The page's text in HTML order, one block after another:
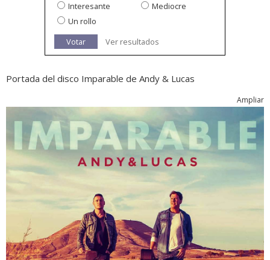
Interesante
Mediocre
Un rollo
Votar
Ver resultados
Portada del disco Imparable de Andy & Lucas
Ampliar